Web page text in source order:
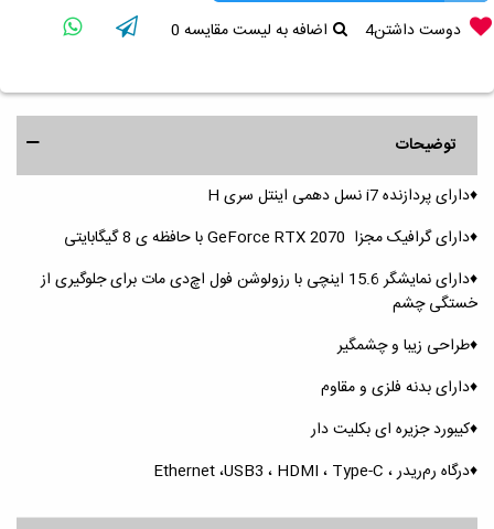
دوست داشتن4 اضافه به لیست مقایسه 0
توضیحات
♦️دارای پردازنده i7 نسل دهمی اینتل سری H
♦️دارای گرافیک مجزا GeForce RTX 2070 با حافظه ی 8 گیگابایتی
♦️دارای نمایشگر 15.6 اینچی با رزولوشن فول اچ‌دی مات برای جلوگیری از
خستگی چشم
♦️طراحی زیبا و چشمگیر
♦️دارای بدنه فلزی و مقاوم
♦️کیبورد جزیره ای بکلیت دار
♦️درگاه رم‌ریدر ، Ethernet ،USB3 ، HDMI ، Type-C